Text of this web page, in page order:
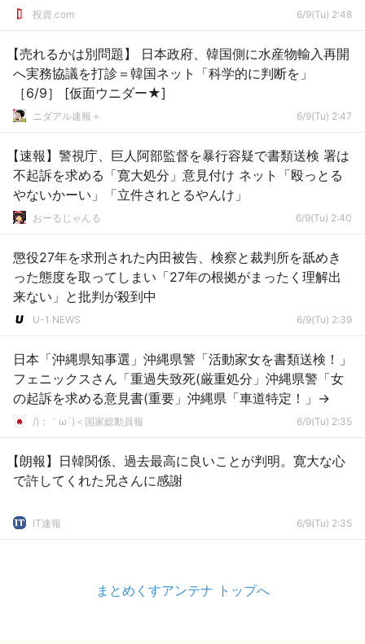
投資.com 6/9(Tu) 2:48
【売れるかは別問題】 日本政府、韓国側に水産物輸入再開
へ実務協議を打診＝韓国ネット「科学的に判断を」
［6/9］ [仮面ウニダー★]
ニダアル速報＋ 6/9(Tu) 2:47
【速報】警視庁、巨人阿部監督を暴行容疑で書類送検 署は
不起訴を求める「寛大処分」意見付け ネット「殴っとる
やないかーい」「立件されとるやんけ」
おーるじゃんる 6/9(Tu) 2:40
懲役27年を求刑された内田被告、検察と裁判所を舐めき
った態度を取ってしまい「27年の根拠がまったく理解出
来ない」と批判が殺到中
U-1 NEWS 6/9(Tu) 2:39
日本「沖縄県知事選」沖縄県警「活動家女を書類送検！」
フェニックスさん「重過失致死(厳重処分」沖縄県警「女
の起訴を求める意見書(重要」沖縄県「車道特定！」→
/)；｀ω´)＜国家総動員報 6/9(Tu) 2:35
【朗報】日韓関係、過去最高に良いことが判明。寛大な心
で許してくれた兄さんに感謝
IT速報 6/9(Tu) 2:35
まとめくすアンテナ トップへ